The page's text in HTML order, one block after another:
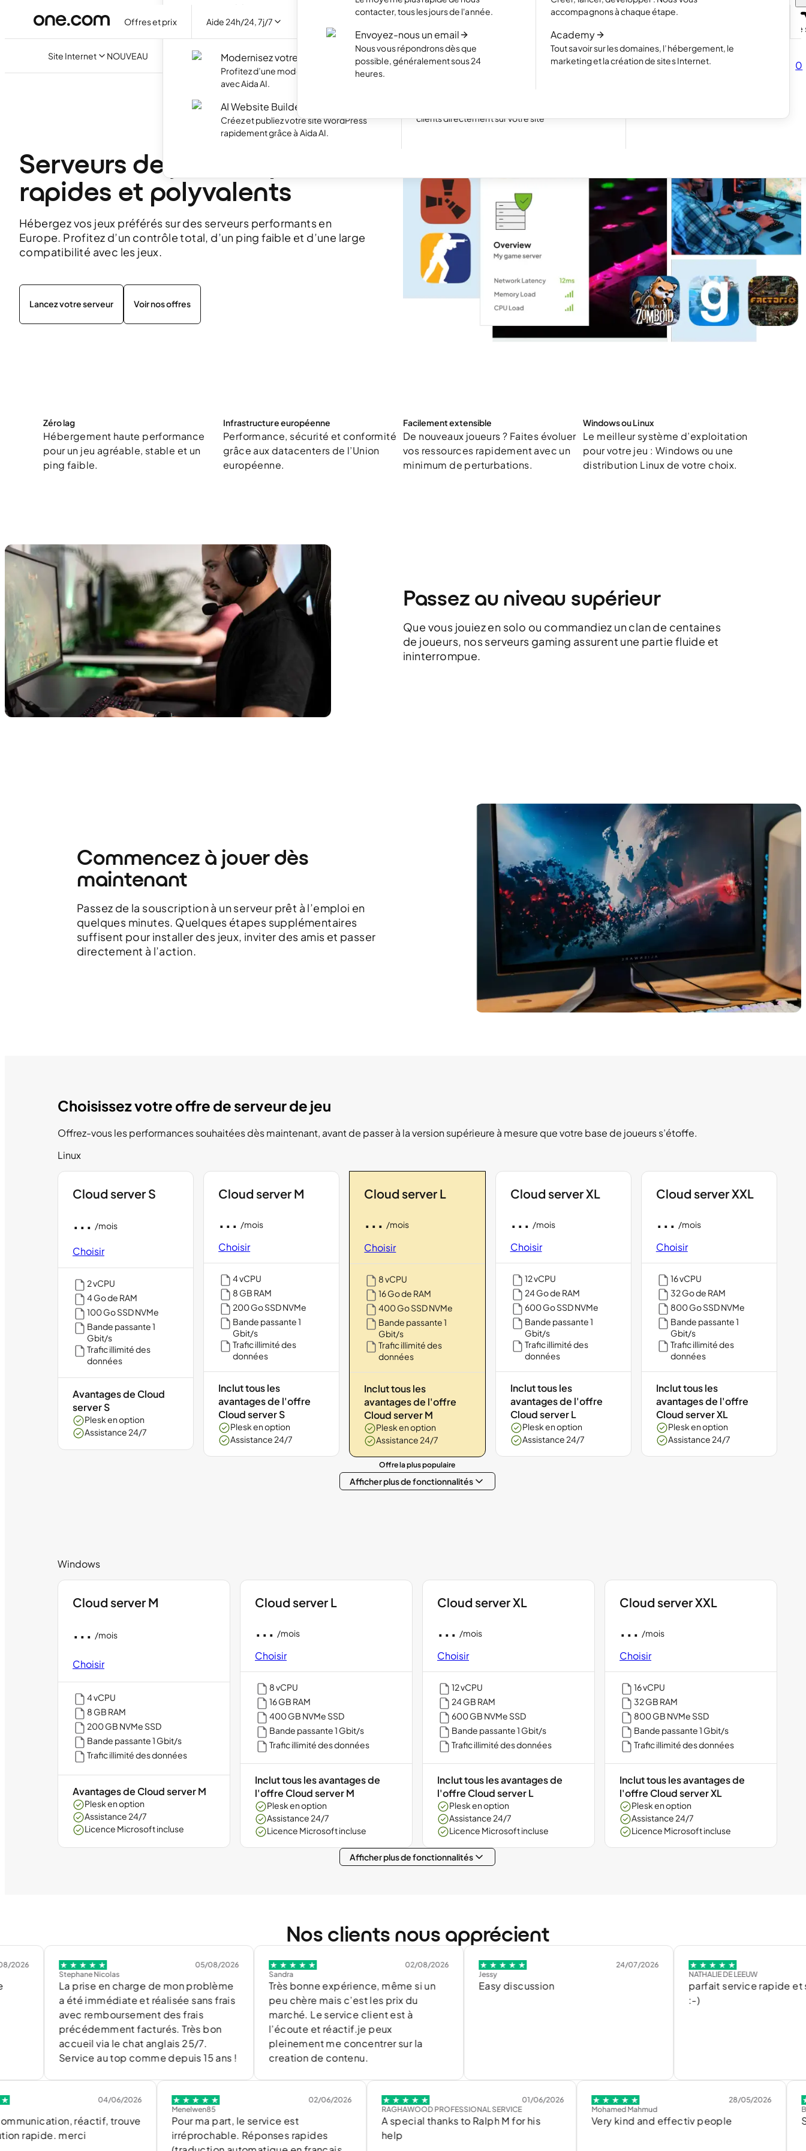
Offres et prix Aide 24h/24, 7j/7
contacter, tous les jours de l'année.
Envoyez-nous un email
Nous vous répondrons dès que
possible, généralement sous 24
heures.
accompagnons à chaque étape.
Academy
Tout savoir sur les domaines, l’hébergement, le
marketing et la création de sites Internet.
0
Site Internet NOUVEAU
Créez votre propre site web en
Modernisez votre site NOUVEAU
Profitez d’une modernisation rapide
avec Aida AI.
AI Website Builder pour WP
Créez et publiez votre site WordPress
rapidement grâce à Aida AI.
Mettez en valeur vos meilleurs projets avec un
portfolio élégant
Boutique en ligne
Lancez votre boutique et commencez à vendre
Site web avec réservations
clients directement sur votre site
Lire l’article
Comment fonctionne la création de
Serveurs de jeu européens
rapides et polyvalents
Hébergez vos jeux préférés sur des serveurs performants en
Europe. Profitez d’un contrôle total, d’un ping faible et d’une large
compatibilité avec les jeux.
Lancez votre serveur Voir nos offres
Zéro lag
Hébergement haute performance
pour un jeu agréable, stable et un
ping faible.
Infrastructure européenne
Performance, sécurité et conformité
grâce aux datacenters de l’Union
européenne.
Facilement extensible
De nouveaux joueurs ? Faites évoluer
vos ressources rapidement avec un
minimum de perturbations.
Windows ou Linux
Le meilleur système d’exploitation
pour votre jeu : Windows ou une
distribution Linux de votre choix.
Passez au niveau supérieur
Que vous jouiez en solo ou commandiez un clan de centaines
de joueurs, nos serveurs gaming assurent une partie fluide et
ininterrompue.
Commencez à jouer dès
maintenant
Passez de la souscription à un serveur prêt à l’emploi en
quelques minutes. Quelques étapes supplémentaires
suffisent pour installer des jeux, inviter des amis et passer
directement à l’action.
Choisissez votre offre de serveur de jeu
Offrez-vous les performances souhaitées dès maintenant, avant de passer à la version supérieure à mesure que votre base de joueurs s’étoffe.
Linux
Cloud server S
... /mois
Choisir
2 vCPU
4 Go de RAM
100 Go SSD NVMe
Bande passante 1
Gbit/s
Trafic illimité des
données
Avantages de Cloud
server S
Plesk en option
Assistance 24/7
Cloud server M
... /mois
Choisir
4 vCPU
8 GB RAM
200 Go SSD NVMe
Bande passante 1
Gbit/s
Trafic illimité des
données
Inclut tous les
avantages de l'offre
Cloud server S
Plesk en option
Assistance 24/7
Offre la plus populaire
Cloud server L
... /mois
Choisir
8 vCPU
16 Go de RAM
400 Go SSD NVMe
Bande passante 1
Gbit/s
Trafic illimité des
données
Inclut tous les
avantages de l'offre
Cloud server M
Plesk en option
Assistance 24/7
Cloud server XL
... /mois
Choisir
12 vCPU
24 Go de RAM
600 Go SSD NVMe
Bande passante 1
Gbit/s
Trafic illimité des
données
Inclut tous les
avantages de l'offre
Cloud server L
Plesk en option
Assistance 24/7
Cloud server XXL
... /mois
Choisir
16 vCPU
32 Go de RAM
800 Go SSD NVMe
Bande passante 1
Gbit/s
Trafic illimité des
données
Inclut tous les
avantages de l'offre
Cloud server XL
Plesk en option
Assistance 24/7
Afficher plus de fonctionnalités
Windows
Cloud server M
... /mois
Choisir
4 vCPU
8 GB RAM
200 GB NVMe SSD
Bande passante 1 Gbit/s
Trafic illimité des données
Avantages de Cloud server M
Plesk en option
Assistance 24/7
Licence Microsoft incluse
Cloud server L
... /mois
Choisir
8 vCPU
16 GB RAM
400 GB NVMe SSD
Bande passante 1 Gbit/s
Trafic illimité des données
Inclut tous les avantages de
l'offre Cloud server M
Plesk en option
Assistance 24/7
Licence Microsoft incluse
Cloud server XL
... /mois
Choisir
12 vCPU
24 GB RAM
600 GB NVMe SSD
Bande passante 1 Gbit/s
Trafic illimité des données
Inclut tous les avantages de
l'offre Cloud server L
Plesk en option
Assistance 24/7
Licence Microsoft incluse
Cloud server XXL
... /mois
Choisir
16 vCPU
32 GB RAM
800 GB NVMe SSD
Bande passante 1 Gbit/s
Trafic illimité des données
Inclut tous les avantages de
l'offre Cloud server XL
Plesk en option
Assistance 24/7
Licence Microsoft incluse
Afficher plus de fonctionnalités
Nos clients nous apprécient
Stephane Nicolas
05/08/2026
La prise en charge de mon problème
a été immédiate et réalisée sans frais
avec remboursement des frais
précédemment facturés. Très bon
accueil via le chat anglais 25/7.
Service au top comme depuis 15 ans !
02/08/2026
Très bonne expérience, même si un
peu chère mais c’est les prix du
marché. Le service client est à
l’écoute et réactif.je peux
pleinement me concentrer sur la
creation de contenu.
24/07/2026
Easy discussion
NATHALIE DE LEEUW
parfait service rapide et
04/06/2026
réactif, trouve
merci
Menelwen85
02/06/2026
Pour ma part, le service est
irréprochable. Réponses rapides
RAGHAWOOD PROFESSIONAL SERVICE
01/06/2026
A special thanks to Ralph M for his
Mohamed Mahmud
28/05/2026
Very kind and effectiv people
Bruno